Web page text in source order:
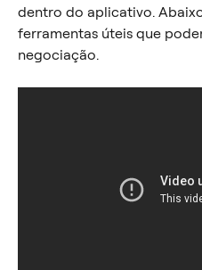
dentro do aplicativo.
ferramentas úteis que
negociação.